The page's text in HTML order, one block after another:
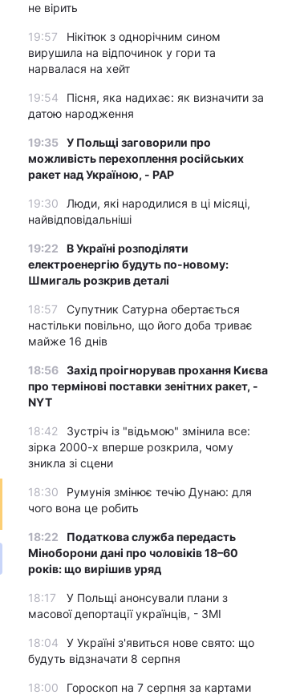
не вірить
19:57
Нікітюк з однорічним сином
вирушила на відпочинок у гори та
нарвалася на хейт
19:54
Пісня, яка надихає: як визначити за
датою народження
19:35 У Польщі заговорили про
можливість перехоплення російських
ракет над Україною, - PAP
19:30
Люди, які народилися в ці місяці,
найвідповідальніші
19:22
В Україні розподіляти
електроенергію будуть по-новому:
Шмигаль розкрив деталі
18:57
Супутник Сатурна обертається
настільки повільно, що його доба триває
майже 16 днів
18:56 Захід проігнорував прохання Києва
про термінові поставки зенітних ракет, -
NYT
18:42
Зустріч із "відьмою" змінила все:
зірка 2000-х вперше розкрила, чому
зникла зі сцени
18:30
Румунія змінює течію Дунаю: для
чого вона це робить
18:22
Податкова служба передасть
Міноборони дані про чоловіків 18–60
років: що вирішив уряд
18:17
У Польщі анонсували плани з
масової депортації українців, - ЗМІ
18:04
У Україні з'явиться нове свято: що
будуть відзначати 8 серпня
18:00
Гороскоп на 7 серпня за картами